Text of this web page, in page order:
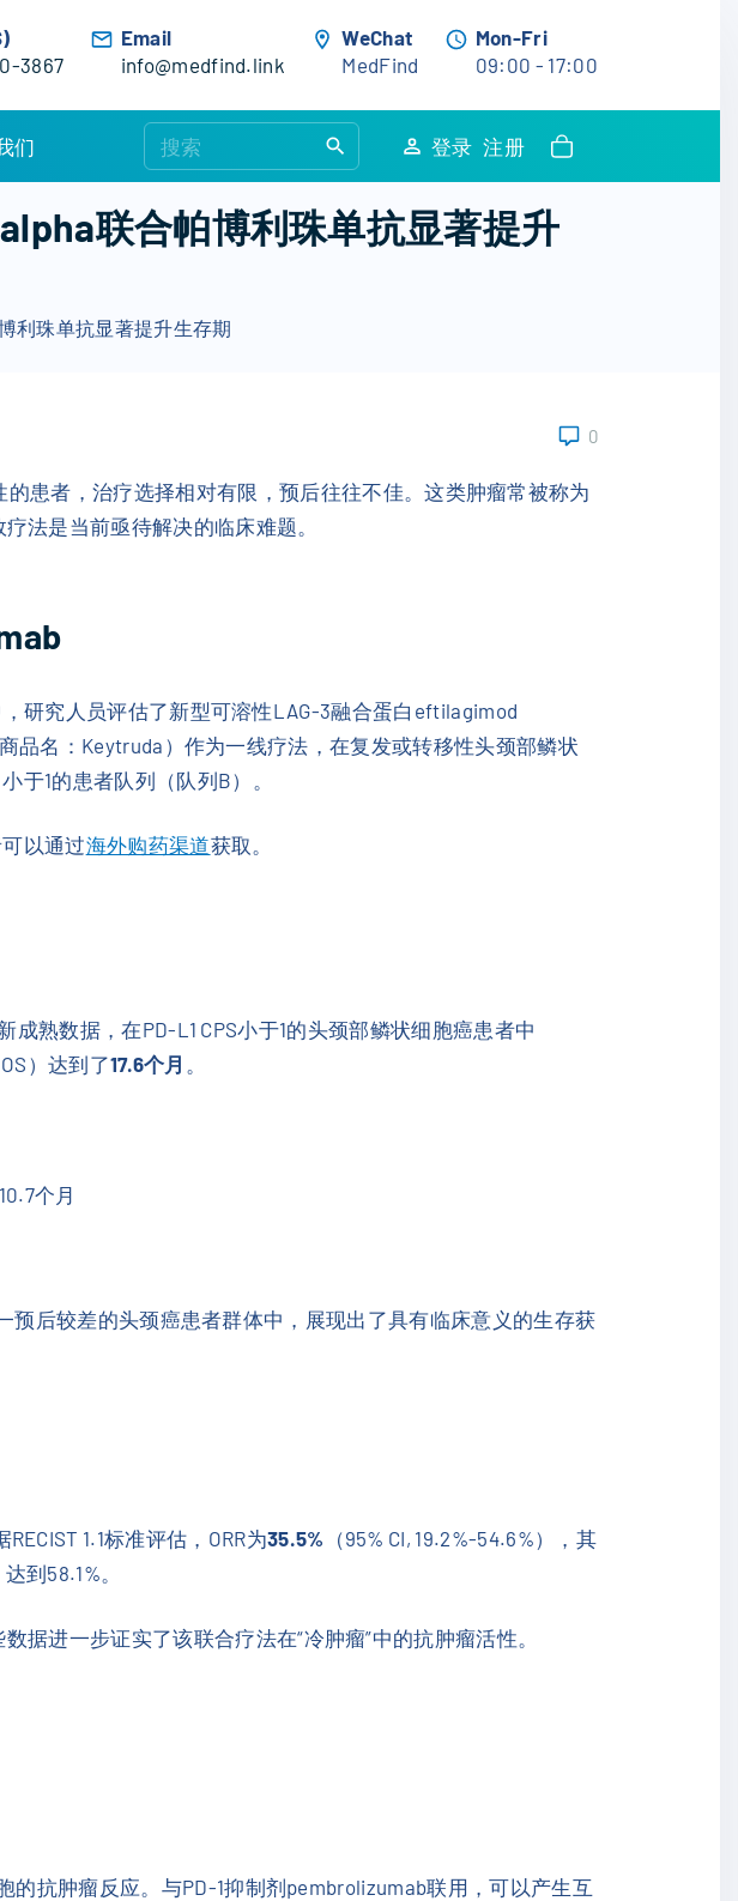
3867
Email
info@medfind.link
WeChat
MedFind
Mon-Fri
09:00 - 17:00
们
e
r
登录 注册
联合帕博利珠单抗显著提升
利珠单抗显著提升生存期
0
患者，治疗选择相对有限，预后往往不佳。这类肿瘤常被称为
法是当前亟待解决的临床难题。
研究人员评估了新型可溶性LAG-3融合蛋白eftilagimod
品名：Keytruda）作为一线疗法，在复发或转移性头颈部鳞状
于1的患者队列（队列B）。
以通过海外购药渠道获取。
熟数据，在PD-L1 CPS小于1的头颈部鳞状细胞癌患者中
）达到了17.6个月
个月
后较差的头颈癌患者群体中，展现出了具有临床意义的生存获
1.1标准评估，ORR为35.5% （95% CI, 19.2%-54.6%），其
到58.1%。
据进一步证实了该联合疗法在“冷肿瘤”中的抗肿瘤活性。
抗肿瘤反应。与PD-1抑制剂pembrolizumab联用，可以产生互